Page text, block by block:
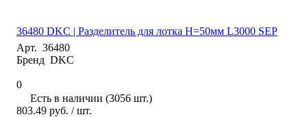
36480 DKC | Разделитель для лотка H=50мм L3000 SEP
Арт. 36480
Бренд DKC
0
Есть в наличии (3056 шт.)
803.49 руб. / шт.